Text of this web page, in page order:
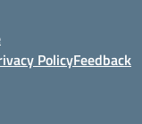
PolicyFeedback